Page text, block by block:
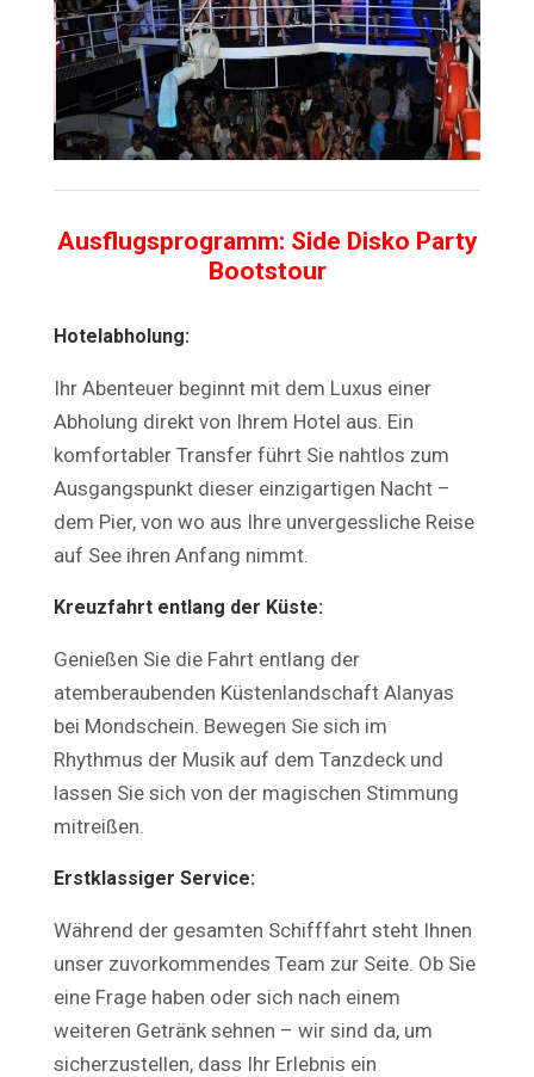
Ausflugsprogramm: Side Disko Party
Bootstour
Hotelabholung:
Ihr Abenteuer beginnt mit dem Luxus einer
Abholung direkt von Ihrem Hotel aus. Ein
komfortabler Transfer führt Sie nahtlos zum
Ausgangspunkt dieser einzigartigen Nacht –
dem Pier, von wo aus Ihre unvergessliche Reise
auf See ihren Anfang nimmt.
Kreuzfahrt entlang der Küste:
Genießen Sie die Fahrt entlang der
atemberaubenden Küstenlandschaft Alanyas
bei Mondschein. Bewegen Sie sich im
Rhythmus der Musik auf dem Tanzdeck und
lassen Sie sich von der magischen Stimmung
mitreißen.
Erstklassiger Service:
Während der gesamten Schifffahrt steht Ihnen
unser zuvorkommendes Team zur Seite. Ob Sie
eine Frage haben oder sich nach einem
weiteren Getränk sehnen – wir sind da, um
sicherzustellen, dass Ihr Erlebnis ein